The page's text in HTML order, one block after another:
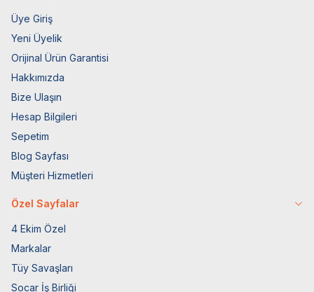
Üye Giriş
Yeni Üyelik
Orijinal Ürün Garantisi
Hakkımızda
Bize Ulaşın
Hesap Bilgileri
Sepetim
Blog Sayfası
Müşteri Hizmetleri
Özel Sayfalar
4 Ekim Özel
Markalar
Tüy Savaşları
Socar İş Birliği